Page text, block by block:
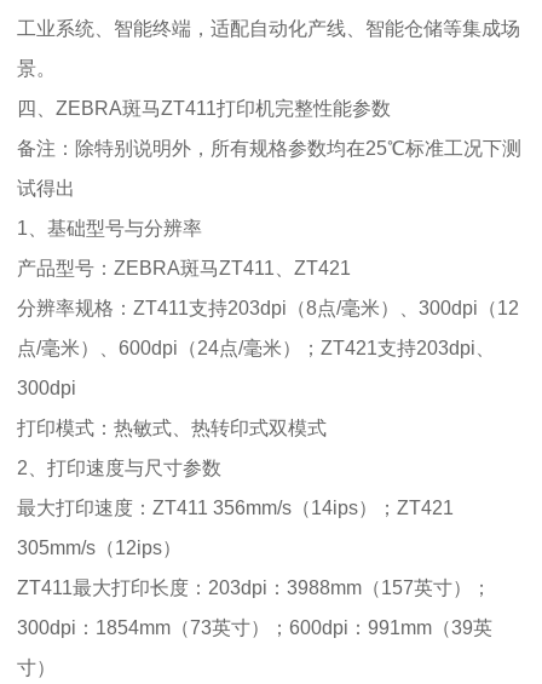
工业系统、智能终端，适配自动化产线、智能仓储等集成场
景。
四、ZEBRA斑马ZT411打印机完整性能参数
备注：除特别说明外，所有规格参数均在25℃标准工况下测
试得出
1、基础型号与分辨率
产品型号：ZEBRA斑马ZT411、ZT421
分辨率规格：ZT411支持203dpi（8点/毫米）、300dpi（12
点/毫米）、600dpi（24点/毫米）；ZT421支持203dpi、
300dpi
打印模式：热敏式、热转印式双模式
2、打印速度与尺寸参数
最大打印速度：ZT411 356mm/s（14ips）；ZT421
305mm/s（12ips）
ZT411最大打印长度：203dpi：3988mm（157英寸）；
300dpi：1854mm（73英寸）；600dpi：991mm（39英
寸）